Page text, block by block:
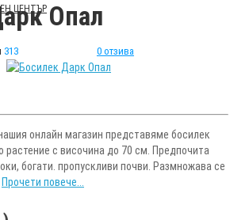
ЦЕНТЪР Опал
313 0 отзива
онлайн магазин представяме босилек
растение с височина до 70 см. Предпочита
богати. пропускливи почви. Размножава се
Прочети повече...